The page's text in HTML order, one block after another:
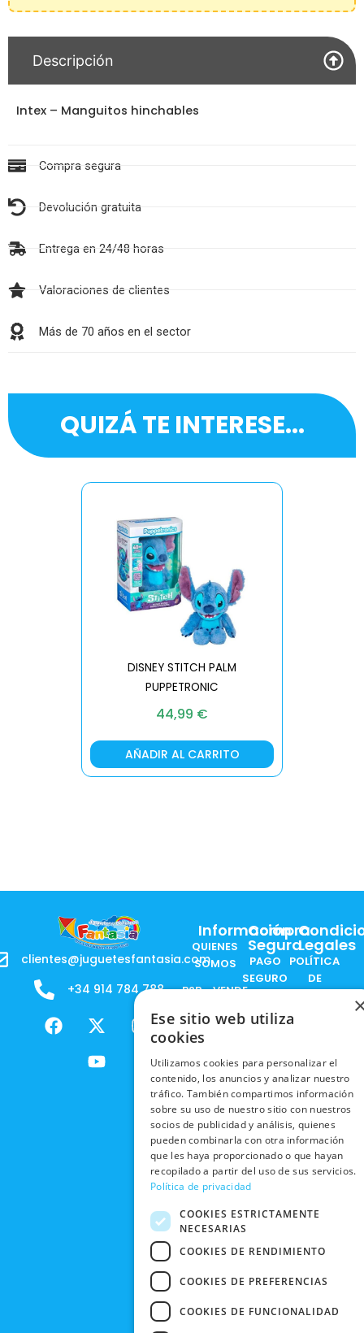
Descripción
Intex – Manguitos hinchables
Compra segura
Devolución gratuita
Entrega en 24/48 horas
Valoraciones de clientes
Más de 70 años en el sector
QUIZÁ TE INTERESE...
DISNEY STITCH PALM
PUPPETRONIC
44,99 €
AÑADIR AL CARRITO
clientes@juguetesfantasia.com
+34 914 784 788
F
a
X
-
t
w
m
Y
o
u
t
Información
QUIENES
SOMOS
B2B - VENDE
PRODUCTOS
SOCIAL
TRABAJA
CON
NOSOTROS
NUESTRAS
TIENDAS
FRIDAY
CONTACTO
Compra
Segura
PAGO
SEGURO
NACIONALES
INTERNACIONALES
RECOGIDA
EN TIENDA
DEVOLUCIONES
Y CAMBIOS
CANCELAR
Legales
POLÍTICA
DE
POLÍTICAS
PRIVACIDAD
EN RRSS
POLÍTICA DE
PRIVACIDAD
CONDICIONES
DE COMPRA
Ese sitio web utiliza
cookies
Utilizamos cookies para personalizar el
contenido, los anuncios y analizar nuestro
tráfico. También compartimos información
sobre su uso de nuestro sitio con nuestros
socios de publicidad y análisis, quienes
pueden combinarla con otra información
que les haya proporcionado o que hayan
recopilado a partir del uso de sus servicios.
Política de privacidad
COOKIES ESTRICTAMENTE
NECESARIAS
COOKIES DE RENDIMIENTO
COOKIES DE PREFERENCIAS
COOKIES DE FUNCIONALIDAD